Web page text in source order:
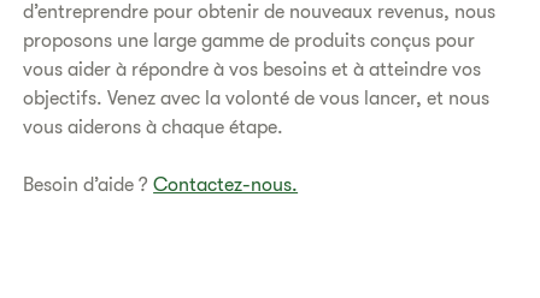
d’entreprendre pour obtenir de nouveaux revenus, nous
proposons une large gamme de produits conçus pour
vous aider à répondre à vos besoins et à atteindre vos
objectifs. Venez avec la volonté de vous lancer, et nous
vous aiderons à chaque étape.
Besoin d’aide ?Contactez-nous.